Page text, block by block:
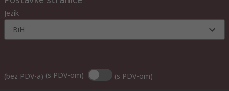
Jezik
BiH
(bez PDV-a) (s PDV-om) (s PDV-om)